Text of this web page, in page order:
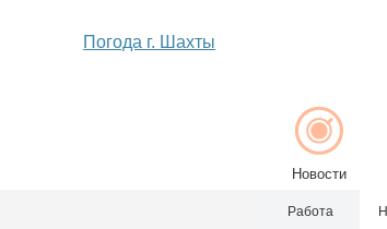
Погода г. Шахты
Новости
Работа